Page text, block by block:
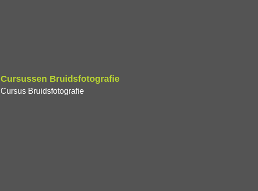
Cursussen Bruidsfotografie
Cursus Bruidsfotografie